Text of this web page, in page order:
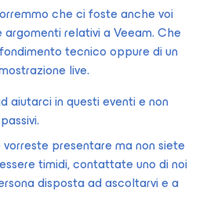
che ci foste anche voi
relativi a Veeam. Che
tecnico oppure di un
live.
aiutarci in questi eventi e non
presentare ma non siete
timidi, contattate uno di noi
disposta ad ascoltarvi e a